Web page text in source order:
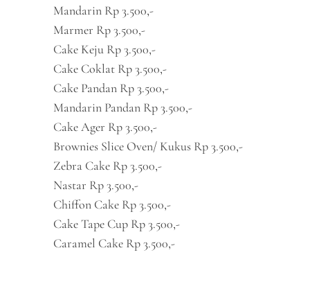
Mandarin Rp 3.500,-
Marmer Rp 3.500,-
Cake Keju Rp 3.500,-
Cake Coklat Rp 3.500,-
Cake Pandan Rp 3.500,-
Mandarin Pandan Rp 3.500,-
Cake Ager Rp 3.500,-
Brownies Slice Oven/ Kukus Rp 3.500,-
Zebra Cake Rp 3.500,-
Nastar Rp 3.500,-
Chiffon Cake Rp 3.500,-
Cake Tape Cup Rp 3.500,-
Caramel Cake Rp 3.500,-